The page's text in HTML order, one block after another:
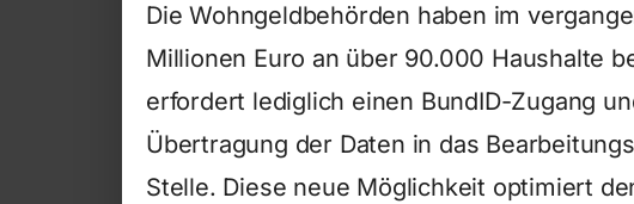
Die Wohngeldbehörden haben im
Millionen Euro an über 90.000 Haushalte
erfordert lediglich einen BundID-Zugang
Übertragung der Daten in das
Stelle. Diese neue Möglichkeit optimiert